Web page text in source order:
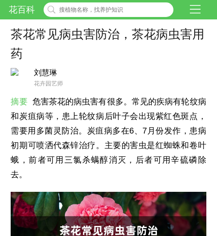
花百科
茶花常见病虫害防治，茶花病虫害用
药
刘慧琳
花卉园艺师
摘要 危害茶花的病虫害有很多。常见的疾病有轮纹病
和炭疽病等，患上轮纹病后叶子会出现紫红色斑点，
需要用多菌灵防治。炭疽病多在6、7月份发作，患病
初期可喷洒代森锌治疗。主要的害虫是红蜘蛛和卷叶
蛾，前者可用三氯杀螨醇消灭，后者可用辛硫磷除
去。